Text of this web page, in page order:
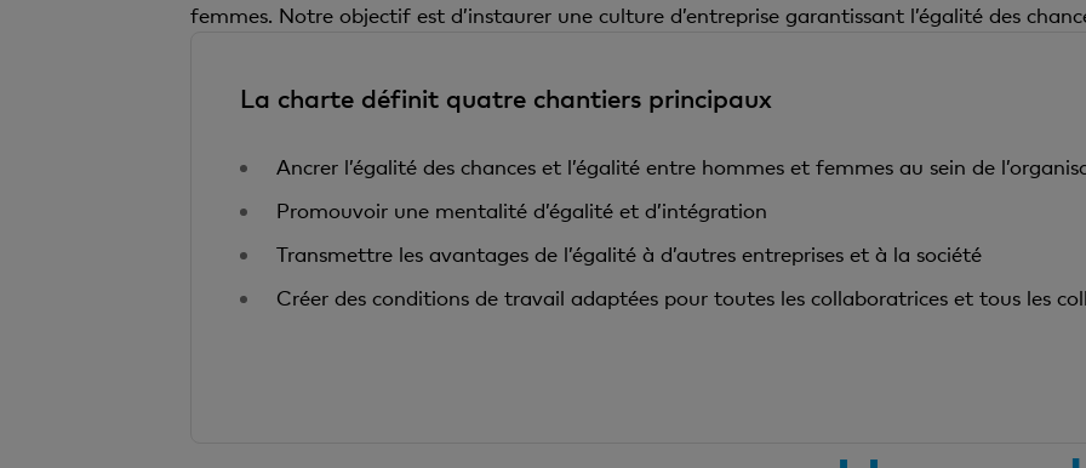
femmes. Notre objectif est d’instaurer une culture d’entreprise garantissant l’égalité des
La charte définit quatre chantiers principaux
Ancrer l’égalité des chances et l’égalité entre hommes et femmes au sein de
Promouvoir une mentalité d’égalité et d’intégration
Transmettre les avantages de l’égalité à d’autres entreprises et à la société
Créer des conditions de travail adaptées pour toutes les collaboratrices et tous les